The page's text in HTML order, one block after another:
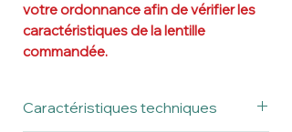
votre ordonnance afin de vérifier les
caractéristiques de la lentille
commandée.
Caractéristiques techniques